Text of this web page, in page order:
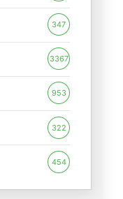
347
3367
953
322
454